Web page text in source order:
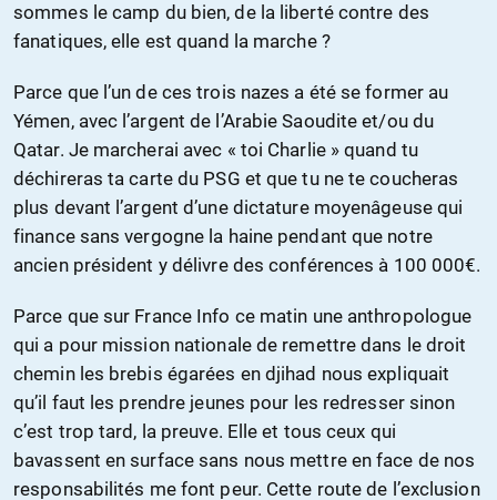
sommes le camp du bien, de la liberté contre des
fanatiques, elle est quand la marche ?
Parce que l’un de ces trois nazes a été se former au
Yémen, avec l’argent de l’Arabie Saoudite et/ou du
Qatar. Je marcherai avec « toi Charlie » quand tu
déchireras ta carte du PSG et que tu ne te coucheras
plus devant l’argent d’une dictature moyenâgeuse qui
finance sans vergogne la haine pendant que notre
ancien président y délivre des conférences à 100 000€.
Parce que sur France Info ce matin une anthropologue
qui a pour mission nationale de remettre dans le droit
chemin les brebis égarées en djihad nous expliquait
qu’il faut les prendre jeunes pour les redresser sinon
c’est trop tard, la preuve. Elle et tous ceux qui
bavassent en surface sans nous mettre en face de nos
responsabilités me font peur. Cette route de l’exclusion